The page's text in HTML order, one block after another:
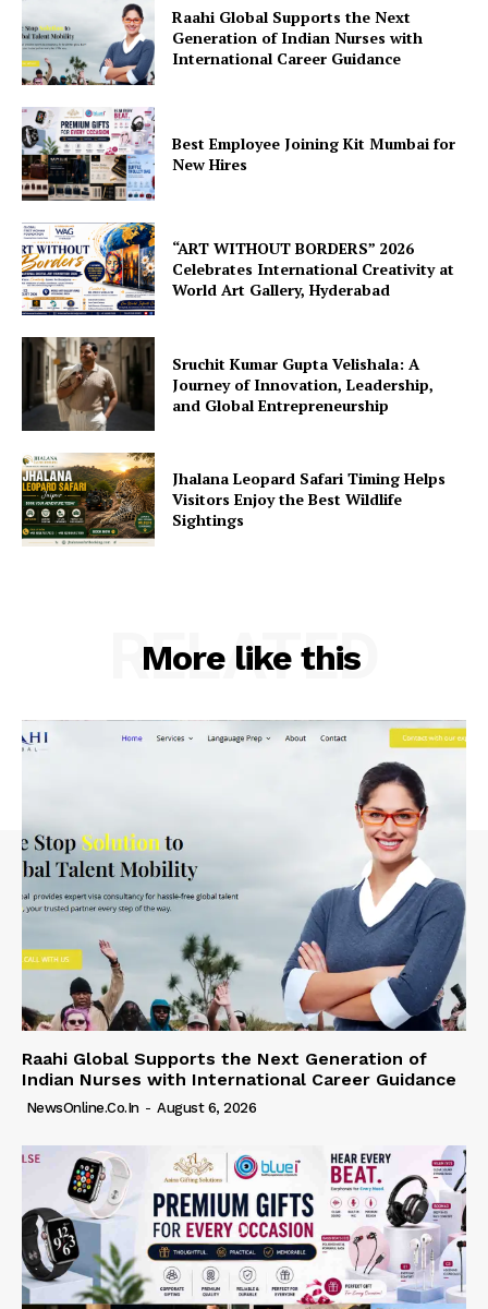
Raahi Global Supports the Next
Generation of Indian Nurses with
International Career Guidance
Best Employee Joining Kit Mumbai for
New Hires
“ART WITHOUT BORDERS” 2026
Celebrates International Creativity at
World Art Gallery, Hyderabad
Sruchit Kumar Gupta Velishala: A
Journey of Innovation, Leadership,
and Global Entrepreneurship
Jhalana Leopard Safari Timing Helps
Visitors Enjoy the Best Wildlife
Sightings
More like this
RELATED
Raahi Global Supports the Next Generation of
Indian Nurses with International Career Guidance
NewsOnline.co.in - August 6, 2026